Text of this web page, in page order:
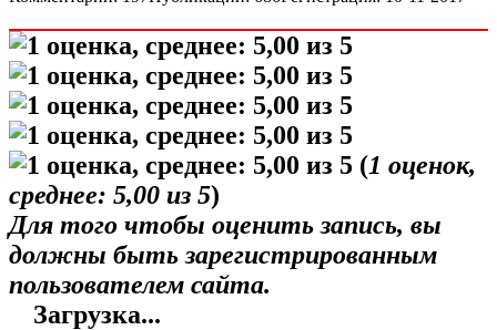
(1 оценок,
среднее: 5,00 из 5)
Для того чтобы оценить запись, вы
должны быть зарегистрированным
пользователем сайта.
Загрузка...